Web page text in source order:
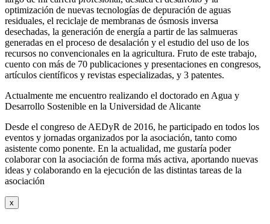
optimización de nuevas tecnologías de depuración de aguas
residuales, el reciclaje de membranas de ósmosis inversa
desechadas, la generación de energía a partir de las salmueras
generadas en el proceso de desalación y el estudio del uso de los
recursos no convencionales en la agricultura. Fruto de este trabajo,
cuento con más de 70 publicaciones y presentaciones en congresos,
artículos científicos y revistas especializadas, y 3 patentes.
Actualmente me encuentro realizando el doctorado en Agua y
Desarrollo Sostenible en la Universidad de Alicante
Desde el congreso de AEDyR de 2016, he participado en todos los
eventos y jornadas organizados por la asociación, tanto como
asistente como ponente. En la actualidad, me gustaría poder
colaborar con la asociación de forma más activa, aportando nuevas
ideas y colaborando en la ejecución de las distintas tareas de la
asociación
x